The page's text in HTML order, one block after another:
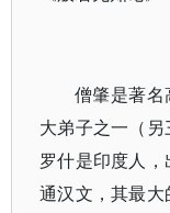
僧肇是著
大弟子之一（
罗什是印度人
通汉文，其最